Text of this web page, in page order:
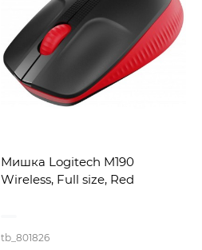
Мишка Logitech M190
Wireless, Full size, Red
tb_801826